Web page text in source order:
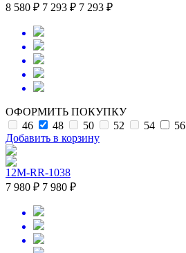
8 580 ₽ 7 293 ₽ 7 293 ₽
ОФОРМИТЬ ПОКУПКУ
46
48 50 52 54 56
Добавить в корзину
12M-RR-1038
7 980 ₽ 7 980 ₽